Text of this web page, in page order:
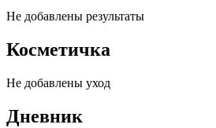
Не добавлены результаты
Косметичка
Не добавлены уход
Дневник